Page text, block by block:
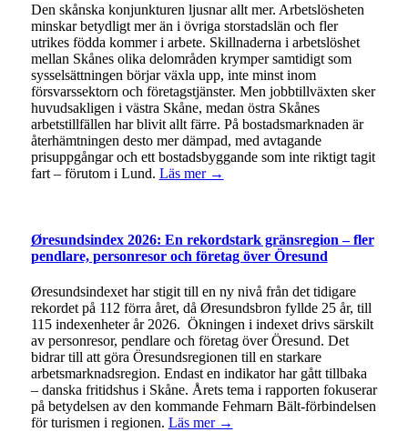
Den skånska konjunkturen ljusnar allt mer. Arbetslösheten
minskar betydligt mer än i övriga storstadslän och fler
utrikes födda kommer i arbete. Skillnaderna i arbetslöshet
mellan Skånes olika delområden krymper samtidigt som
sysselsättningen börjar växla upp, inte minst inom
försvarssektorn och företagstjänster. Men jobbtillväxten sker
huvudsakligen i västra Skåne, medan östra Skånes
arbetstillfällen har blivit allt färre. På bostadsmarknaden är
återhämtningen desto mer dämpad, med avtagande
prisuppgångar och ett bostadsbyggande som inte riktigt tagit
fart – förutom i Lund. Läs mer →
Øresundsindex 2026: En rekordstark gränsregion – fler
pendlare, personresor och företag över Öresund
Øresundsindexet har stigit till en ny nivå från det tidigare
rekordet på 112 förra året, då Øresundsbron fyllde 25 år, till
115 indexenheter år 2026. Ökningen i indexet drivs särskilt
av personresor, pendlare och företag över Öresund. Det
bidrar till att göra Öresundsregionen till en starkare
arbetsmarknadsregion. Endast en indikator har gått tillbaka
– danska fritidshus i Skåne. Årets tema i rapporten fokuserar
på betydelsen av den kommande Fehmarn Bält-förbindelsen
för turismen i regionen. Läs mer →